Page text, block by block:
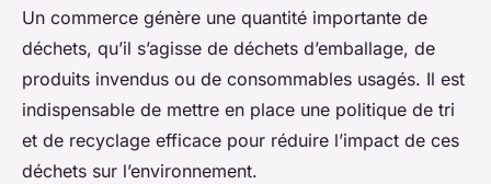
Un commerce génère une quantité importante de
déchets, qu’il s’agisse de déchets d’emballage, de
produits invendus ou de consommables usagés. Il est
indispensable de mettre en place une politique de tri
et de recyclage efficace pour réduire l’impact de ces
déchets sur l’environnement.